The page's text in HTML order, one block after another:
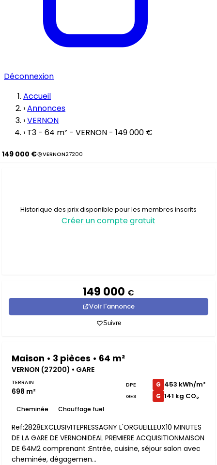
Déconnexion
Accueil
›Annonces
›VERNON
› T3 - 64 m² - VERNON - 149 000 €
149 000 € VERNON27200
Historique des prix disponible pour les membres inscrits
Créer un compte gratuit
149 000 €
Voir l'annonce
Suivre
Maison • 3 pièces • 64 m²
VERNON (27200) • GARE
TERRAIN
698 m²
Cheminée Chauffage fuel
DPE G 453 kWh/m²
GES G 141 kg CO₂
Ref:2828EXCLUSIVITEPRESSAGNY L'ORGUEILLEUX10 MINUTES
DE LA GARE DE VERNONIDEAL PREMIERE ACQUISITIONMAISON
DE 64M2 comprenant :Entrée, cuisine, séjour salon avec
cheminée, dégagemen...